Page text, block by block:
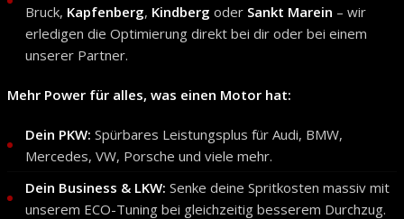
Bruck, Kapfenberg, Kindberg oder Sankt Marein – wir
erledigen die Optimierung direkt bei dir oder bei einem
unserer Partner.
Mehr Power für alles, was einen Motor hat:
Dein PKW: Spürbares Leistungsplus für Audi, BMW,
Mercedes, VW, Porsche und viele mehr.
Dein Business & LKW: Senke deine Spritkosten massiv mit
unserem ECO-Tuning bei gleichzeitig besserem Durchzug.